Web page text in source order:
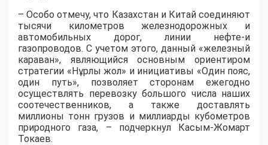
– Особо отмечу, что Казахстан и Китай соединяют
тысячи километров железнодорожных и
автомобильных дорог, линии нефте-и
газопроводов. С учетом этого, данный «железный
караван», являющийся основным ориентиром
стратегии «Нұрлы жол» и инициативы «Один пояс,
один путь», позволяет сторонам ежегодно
осуществлять перевозку большого числа наших
соотечественников, а также доставлять
миллионы тонн грузов и миллиарды кубометров
природного газа, – подчеркнул Касым-Жомарт
Токаев.